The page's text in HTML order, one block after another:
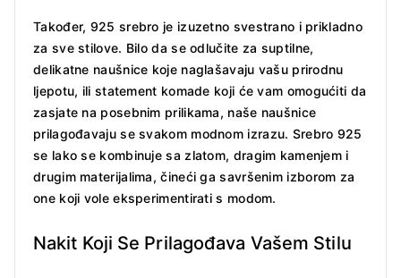
Također, 925 srebro je izuzetno svestrano i prikladno
za sve stilove. Bilo da se odlučite za suptilne,
delikatne naušnice koje naglašavaju vašu prirodnu
ljepotu, ili statement komade koji će vam omogućiti da
zasjate na posebnim prilikama, naše naušnice
prilagođavaju se svakom modnom izrazu. Srebro 925
se lako se kombinuje sa zlatom, dragim kamenjem i
drugim materijalima, čineći ga savršenim izborom za
one koji vole eksperimentirati s modom.
Nakit Koji Se Prilagođava Vašem Stilu